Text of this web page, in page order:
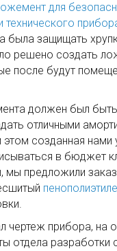
для
технического
была защищать
решено создать
после будут
должен был
отличными
созданная нами
в бюджет
мы предложили
чертеж прибора, на
отдела разработки